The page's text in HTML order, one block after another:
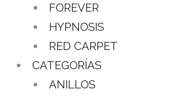
FOREVER
HYPNOSIS
RED CARPET
CATEGORÍAS
ANILLOS